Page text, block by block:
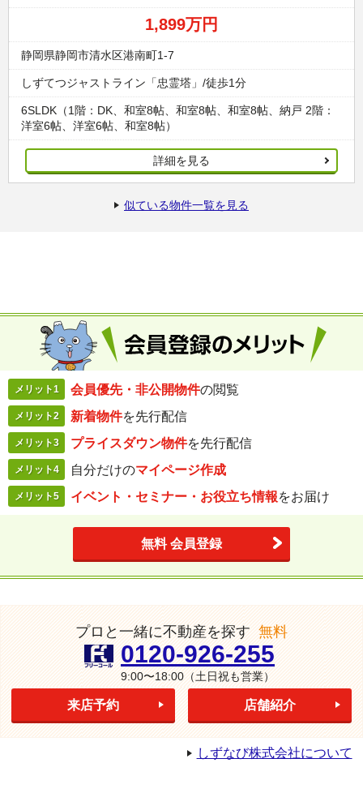
1,899万円
静岡県静岡市清水区港南町1-7
しずてつジャストライン「忠霊塔」/徒歩1分
6SLDK（1階：DK、和室8帖、和室8帖、和室8帖、納戸 2階：
洋室6帖、洋室6帖、和室8帖）
詳細を見る
似ている物件一覧を見る
メリット1 会員優先・ 非公開物件の閲覧
メリット2 新着物件を先行配信
メリット3 プライスダウン物件を先行配信
メリット4 自分だけのマイページ作成
メリット5 イベント・セミナー・ お役立ち情報をお届け
無料 会員登録
プロと一緒に不動産を探す 無料
0120-926-255
9:00〜18:00（土日祝も営業）
来店予約 店舗紹介
しずなび株式会社について